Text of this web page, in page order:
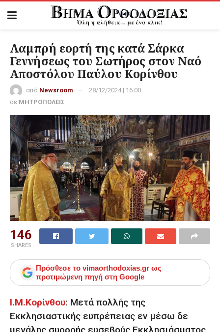
Λαμπρή εορτή της κατά Σάρκα
Γεννήσεως του Σωτήρος στον Ναό
Αποστόλου Παύλου Κορίνθου
από Newsroom
28/12/2024 | 16:00
σε ΜΗΤΡΟΠΟΛΕΙΣ
146
SHARES
Πρόσθεσε το vimaorthodoxias.gr ως
προτιμώμενη πηγή στη Google
Ι.Μ.Κορίνθου: Μετά πολλής της
Εκκλησιαστικής ευπρέπειας εν μέσω δε
μεγάλης συρροής ευσεβούς Εκκλησιάσματος